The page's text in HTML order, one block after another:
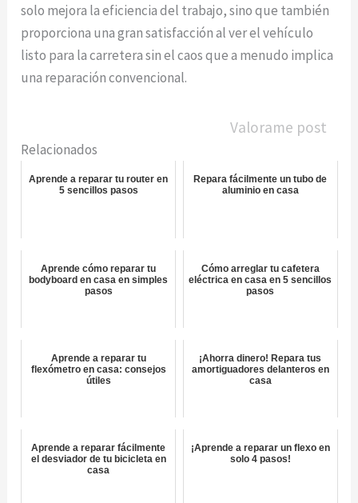
solo mejora la eficiencia del trabajo, sino que también
proporciona una gran satisfacción al ver el vehículo
listo para la carretera sin el caos que a menudo implica
una reparación convencional.
Valorame post
Relacionados
Aprende a reparar tu router en
5 sencillos pasos
Repara fácilmente un tubo de
aluminio en casa
Aprende cómo reparar tu
bodyboard en casa en simples
pasos
Cómo arreglar tu cafetera
eléctrica en casa en 5 sencillos
pasos
Aprende a reparar tu
flexómetro en casa: consejos
útiles
¡Ahorra dinero! Repara tus
amortiguadores delanteros en
casa
Aprende a reparar fácilmente
el desviador de tu bicicleta en
casa
¡Aprende a reparar un flexo en
solo 4 pasos!